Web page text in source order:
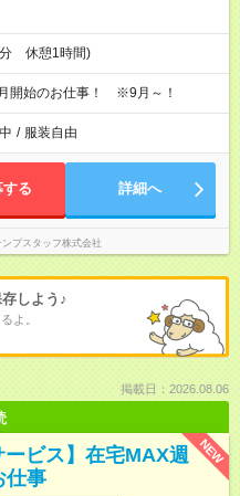
分 休憩1時間)
開始のお仕事！ ※9月～！
/ 服装自由
する 詳細へ
プスタッフ株式会社
しよう♪
よ。
掲載日：2026.08.06
NEW
ービス】在宅MAX週
仕事